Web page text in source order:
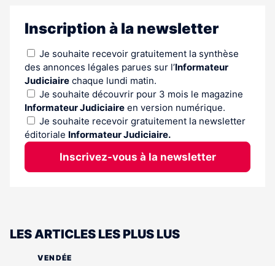
Inscription à la newsletter
Je souhaite recevoir gratuitement la synthèse
des annonces légales parues sur l’Informateur
Judiciaire chaque lundi matin.
Je souhaite découvrir pour 3 mois le magazine
Informateur Judiciaire en version numérique.
Je souhaite recevoir gratuitement la newsletter
éditoriale Informateur Judiciaire.
Inscrivez-vous à la newsletter
LES ARTICLES LES PLUS LUS
VENDÉE